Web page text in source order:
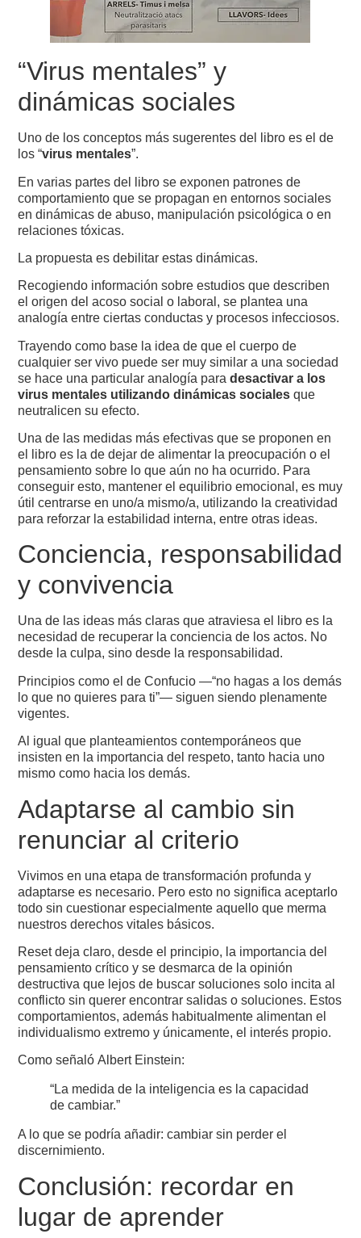
“Virus mentales” y
dinámicas sociales
Uno de los conceptos más sugerentes del libro es el de
los “virus mentales”.
En varias partes del libro se exponen patrones de
comportamiento que se propagan en entornos sociales
en dinámicas de abuso, manipulación psicológica o en
relaciones tóxicas.
La propuesta es debilitar estas dinámicas.
Recogiendo información sobre estudios que describen
el origen del acoso social o laboral, se plantea una
analogía entre ciertas conductas y procesos infecciosos.
Trayendo como base la idea de que el cuerpo de
cualquier ser vivo puede ser muy similar a una sociedad
se hace una particular analogía paradesactivar a los
virus mentales utilizando dinámicas socialesque
neutralicen su efecto.
Una de las medidas más efectivas que se proponen en
el libro es la de dejar de alimentar la preocupación o el
pensamiento sobre lo que aún no ha ocurrido. Para
conseguir esto, mantener el equilibrio emocional, es muy
útil centrarse en uno/a mismo/a, utilizando la creatividad
para reforzar la estabilidad interna, entre otras ideas.
Conciencia, responsabilidad
y convivencia
Una de las ideas más claras que atraviesa el libro es la
necesidad de recuperar la conciencia de los actos. No
desde la culpa, sino desde la responsabilidad.
Principios como el de Confucio —“no hagas a los demás
lo que no quieres para ti”— siguen siendo plenamente
vigentes.
Al igual que planteamientos contemporáneos que
insisten en la importancia del respeto, tanto hacia uno
mismo como hacia los demás.
Adaptarse al cambio sin
renunciar al criterio
Vivimos en una etapa de transformación profunda y
adaptarse es necesario. Pero esto no significa aceptarlo
todo sin cuestionar especialmente aquello que merma
nuestros derechos vitales básicos.
Reset deja claro, desde el principio, la importancia del
pensamiento crítico y se desmarca de la opinión
destructiva que lejos de buscar soluciones solo incita al
conflicto sin querer encontrar salidas o soluciones. Estos
comportamientos, además habitualmente alimentan el
individualismo extremo y únicamente, el interés propio.
Como señaló Albert Einstein:
“La medida de la inteligencia es la capacidad
de cambiar.”
A lo que se podría añadir: cambiar sin perder el
discernimiento.
Conclusión: recordar en
lugar de aprender